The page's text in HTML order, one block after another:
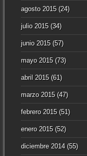
agosto 2015(24)
julio 2015(34)
junio 2015(57)
mayo 2015(73)
abril 2015(61)
marzo 2015(47)
febrero 2015(51)
enero 2015(52)
diciembre 2014(55)